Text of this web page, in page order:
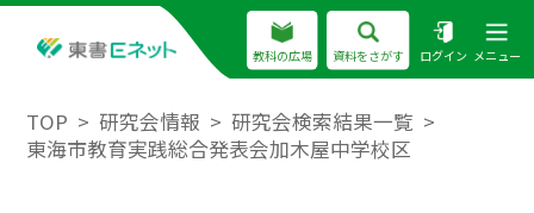
教科の広場 資料をさがす ログイン メニュー
TOP 研究会情報
研究会検索結果一覧
東海市教育実践総合発表会加木屋中学校区